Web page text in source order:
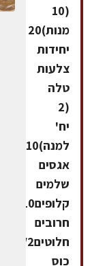
(10
מנות)20
יחידות
צלעות
טלה
(2
יח'
למנה)10
אגסים
שלמים
קלופים10
חרובים
חלוטים1/2
כוס